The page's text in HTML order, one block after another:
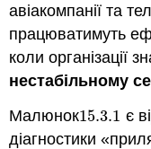
авіакомпанії та
працюватимуть
коли організації
нестабільному
Малюнок15.3.1
15.3.1 є
діагностики